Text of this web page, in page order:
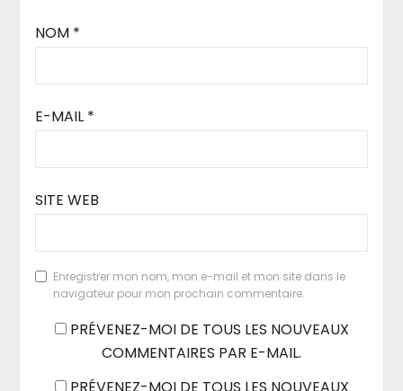
NOM *
E-MAIL *
SITE WEB
Enregistrer mon nom, mon e-mail et mon site dans le
navigateur pour mon prochain commentaire.
PRÉVENEZ-MOI DE TOUS LES NOUVEAUX
COMMENTAIRES PAR E-MAIL.